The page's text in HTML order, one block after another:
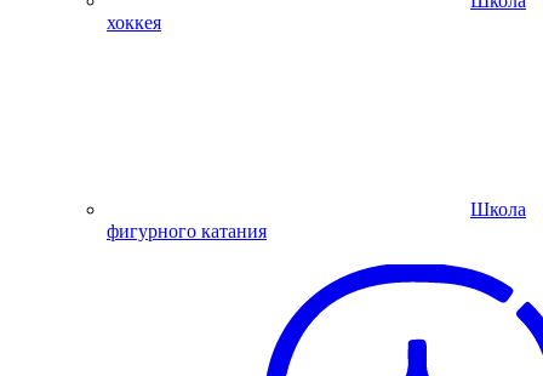
хоккея
Школа
фигурного катания